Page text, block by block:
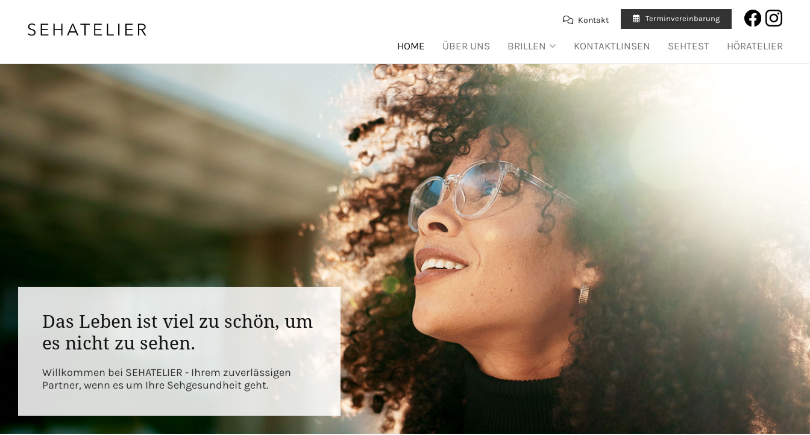
Terminvereinbarung
 Kontakt
HOME ÜBER UNS BRILLEN KONTAKTLINSEN SEHTEST HÖRATELIER
Das Leben ist viel zu schön, um
es nicht zu sehen.
Willkommen bei SEHATELIER - Ihrem zuverlässigen
Partner, wenn es um Ihre Sehgesundheit geht.